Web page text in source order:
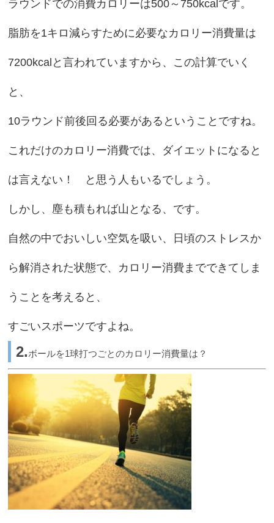
ラウンドでの消費カロリーは500～750kcalです。
脂肪を1キロ減らすために必要なカロリー消費量は
7200kcalと言われていますから、この計算でいく
と、
10ラウンド前後回る必要があるということですね。
これだけのカロリー消費では、ダイエットになると
は言えない！ と思う人もいるでしょう。
しかし、塵も積もれば山となる、です。
自然の中でおいしい空気を吸い、日頃のストレスか
ら解消された状態で、カロリー消費までできてしま
うことを考えると、
すごいスポーツですよね。
2.ボールを1球打つごとのカロリー消費量は？